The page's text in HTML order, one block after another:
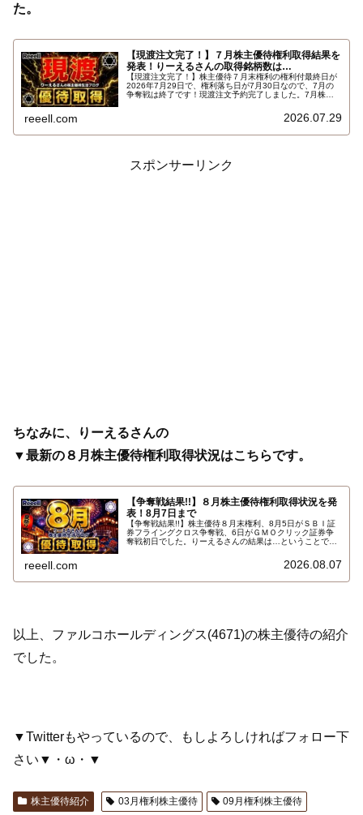
た。
【現渡注文完了！】７月株主優待権利取得結果を
発表！りーえるさんの取得銘柄数は…
【現渡注文完了！】株主優待７月末権利の権利付最終日が
2026年7月29日で、権利落ち日が7月30日なので、7月の
争奪戦は終了です！現渡注文予約完了しました。7月株主
reeell.com 2026.07.29
スポンサーリンク
ちなみに、りーえるさんの
▼最新の８月株主優待権利取得状況はこちらです。
【争奪戦結果!!】８月株主優待権利取得状況を発
表！8月7日まで
【争奪戦結果!!】株主優待８月末権利、8月5日がＳＢＩ証
券フライングクロス争奪戦、6日がＧＭＯクリック証券争
奪戦初日でした。りーえるさんの結果は…ということで、
含む）を報告します。最新の取得状況はこちらです…
reeell.com 2026.08.07
以上、ファルコホールディングス(4671)の株主優待の紹介
でした。
▼Twitterもやっているので、もしよろしければフォロー下
さい▼・ω・▼
株主優待紹介 03月権利株主優待 09月権利株主優待